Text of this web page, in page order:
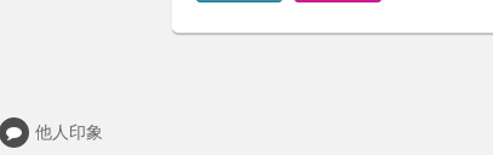
他人印象